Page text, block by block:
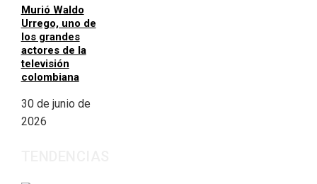
Murió Waldo
Urrego, uno de
los grandes
actores de la
televisión
colombiana
30 de junio de
2026